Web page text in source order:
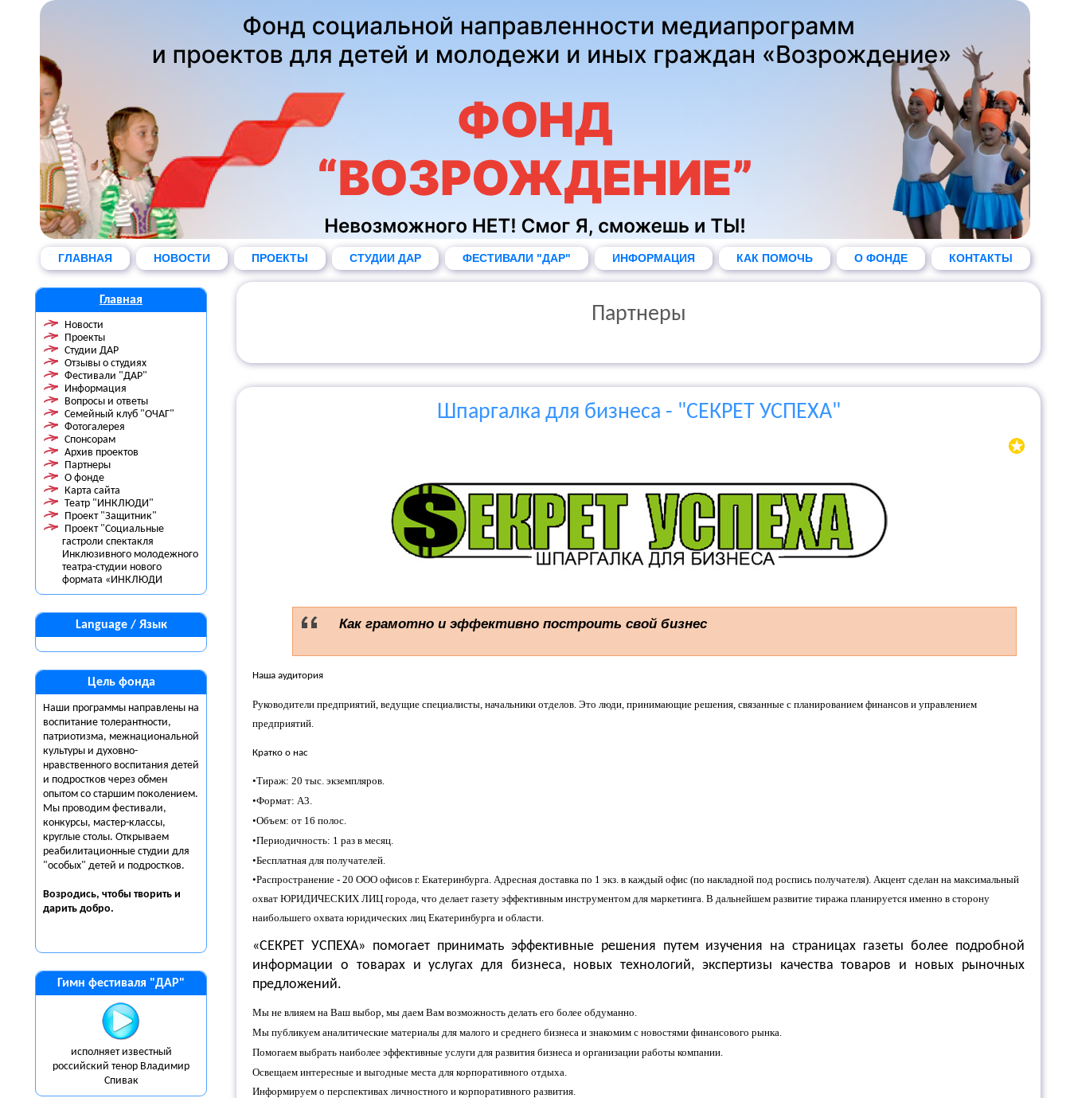
ГЛАВНАЯ НОВОСТИ ПРОЕКТЫ СТУДИИ ДАР ФЕСТИВАЛИ "ДАР" ИНФОРМАЦИЯ КАК ПОМОЧЬ О ФОНДЕ КОНТАКТЫ
Главная
Новости
Проекты
Студии ДАР
Отзывы о студиях
Фестивали "ДАР"
Информация
Вопросы и ответы
Семейный клуб "ОЧАГ"
Фотогалерея
Спонсорам
Архив проектов
Партнеры
О фонде
Карта сайта
Театр "ИНКЛЮДИ"
Проект "Защитник"
Проект "Социальные
гастроли спектакля
Инклюзивного молодежного
театра-студии нового
формата «ИНКЛЮДИ
Language / Язык
Цель фонда
Наши программы направлены на
воспитание толерантности,
патриотизма, межнациональной
культуры и духовно-
нравственного воспитания детей
и подростков через обмен
опытом со старшим поколением.
Мы проводим фестивали,
конкурсы, мастер-классы,
круглые столы. Открываем
реабилитационные студии для
"особых" детей и подростков.
Возродись, чтобы творить и
дарить добро.
Гимн фестиваля "ДАР"
исполняет известный
российский тенор Владимир
Спивак
Партнеры
Шпаргалка для бизнеса - "СЕКРЕТ УСПЕХА"
Как грамотно и эффективно построить свой бизнес
Наша аудитория
Руководители предприятий, ведущие специалисты, начальники отделов. Это люди, принимающие решения, связанные с планированием финансов и управлением
предприятий.
Кратко о нас
•Тираж: 20 тыс. экземпляров.
•Формат: A3.
•Объем: от 16 полос.
•Периодичность: 1 раз в месяц.
•Бесплатная для получателей.
•Распространение - 20 ООО офисов г. Екатеринбурга. Адресная доставка по 1 экз. в каждый офис (по накладной под роспись получателя). Акцент сделан на максимальный
охват ЮРИДИЧЕСКИХ ЛИЦ города, что делает газету эффективным инструментом для маркетинга. В дальнейшем развитие тиража планируется именно в сторону
наибольшего охвата юридических лиц Екатеринбурга и области.
«СЕКРЕТ УСПЕХА» помогает принимать эффективные решения путем изучения на страницах газеты более подробной
информации о товарах и услугах для бизнеса, новых технологий, экспертизы качества товаров и новых рыночных
предложений.
Мы не влияем на Ваш выбор, мы даем Вам возможность делать его более обдуманно.
Мы публикуем аналитические материалы для малого и среднего бизнеса и знакомим с новостями финансового рынка.
Помогаем выбрать наиболее эффективные услуги для развития бизнеса и организации работы компании.
Освещаем интересные и выгодные места для корпоративного отдыха.
Информируем о перспективах личностного и корпоративного развития.